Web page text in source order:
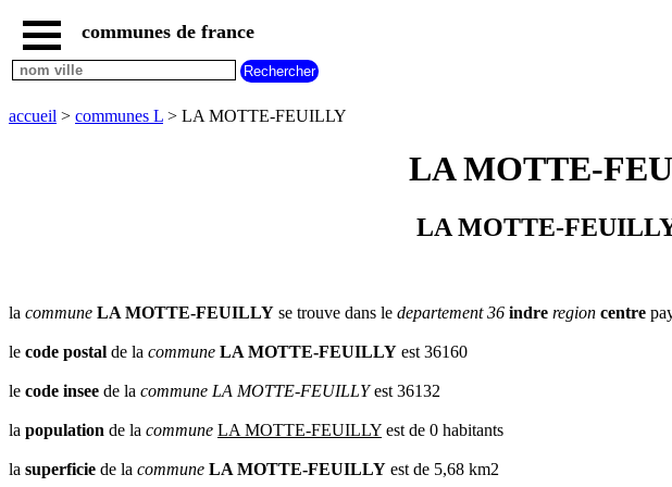
accueil
communes
regions
par
V
W X Y Z
communes de france
accueil > communes L > LA MOTTE-FEUILLY
LA MOTTE-
LA MOTTE-
la commune LA MOTTE-FEUILLY se trouve dans le departement 36 indre region centre
le code postal de la commune LA MOTTE-FEUILLY est 36160
le code insee de la commune LA MOTTE-FEUILLYest 36132
la population de la commune LA MOTTE-FEUILLY est de 0 habitants
la superficie de la commune LA MOTTE-FEUILLY est de 5,68 km2